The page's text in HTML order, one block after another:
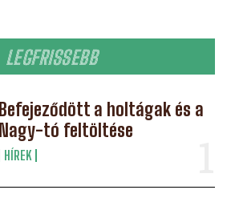
LEGFRISSEBB
Befejeződött a holtágak és a
Nagy-tó feltöltése
HÍREK